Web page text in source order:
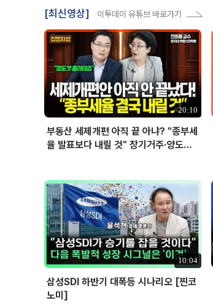
[최신영상] 이투데이 유튜브 바로가기
20:10
부동산 세제개편 아직 끝 아냐? "종부세
율 발표보다 내릴 것" 장기거주·양도세
10:04
삼성SDI 하반기 대폭등 시나리오 [찐코
노미]